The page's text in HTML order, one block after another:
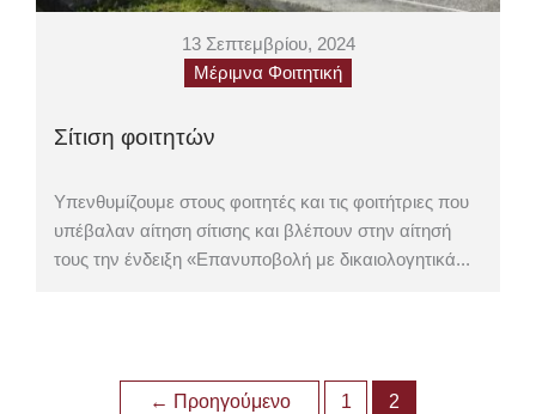
13 Σεπτεμβρίου, 2024
Μέριμνα Φοιτητική
Σίτιση φοιτητών
Υπενθυμίζουμε στους φοιτητές και τις φοιτήτριες που
υπέβαλαν αίτηση σίτισης και βλέπουν στην αίτησή
τους την ένδειξη «Επανυποβολή με δικαιολογητικά...
← Προηγούμενο 1 2